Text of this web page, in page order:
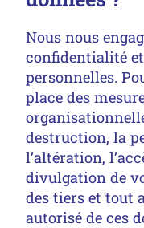
Nous nous
confidentialité
personnelles.
place des
destruction, la
l’altération,
divulgation de
des tiers et tout
autorisé de ces